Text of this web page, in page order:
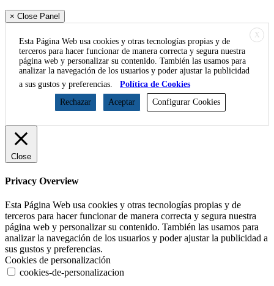
× Close Panel
X
Esta Página Web usa cookies y otras tecnologías propias y de
terceros para hacer funcionar de manera correcta y segura nuestra
página web y personalizar su contenido. También las usamos para
analizar la navegación de los usuarios y poder ajustar la publicidad
a sus gustos y preferencias.
Política de Cookies
Rechazar
Aceptar Configurar Cookies
Close
Privacy Overview
Esta Página Web usa cookies y otras tecnologías propias y de
terceros para hacer funcionar de manera correcta y segura nuestra
página web y personalizar su contenido. También las usamos para
analizar la navegación de los usuarios y poder ajustar la publicidad a
sus gustos y preferencias.
Cookies de personalización
cookies-de-personalizacion